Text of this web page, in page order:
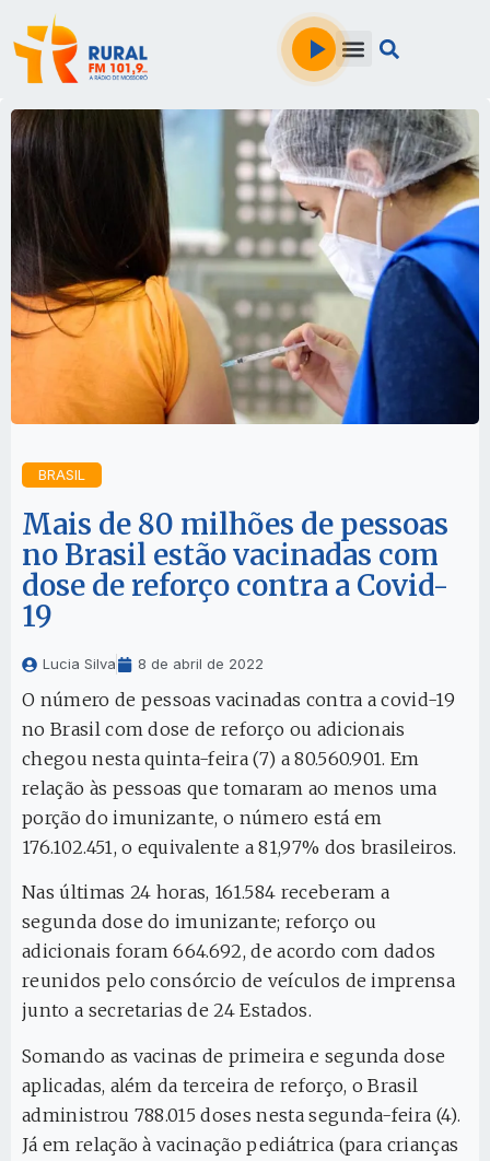
BRASIL
Mais de 80 milhões de pessoas
no Brasil estão vacinadas com
dose de reforço contra a Covid-
19
Lucia Silva 8 de abril de 2022
O número de pessoas vacinadas contra a covid-19
no Brasil com dose de reforço ou adicionais
chegou nesta quinta-feira (7) a 80.560.901. Em
relação às pessoas que tomaram ao menos uma
porção do imunizante, o número está em
176.102.451, o equivalente a 81,97% dos brasileiros.
Nas últimas 24 horas, 161.584 receberam a
segunda dose do imunizante; reforço ou
adicionais foram 664.692, de acordo com dados
reunidos pelo consórcio de veículos de imprensa
junto a secretarias de 24 Estados.
Somando as vacinas de primeira e segunda dose
aplicadas, além da terceira de reforço, o Brasil
administrou 788.015 doses nesta segunda-feira (4).
Já em relação à vacinação pediátrica (para crianças